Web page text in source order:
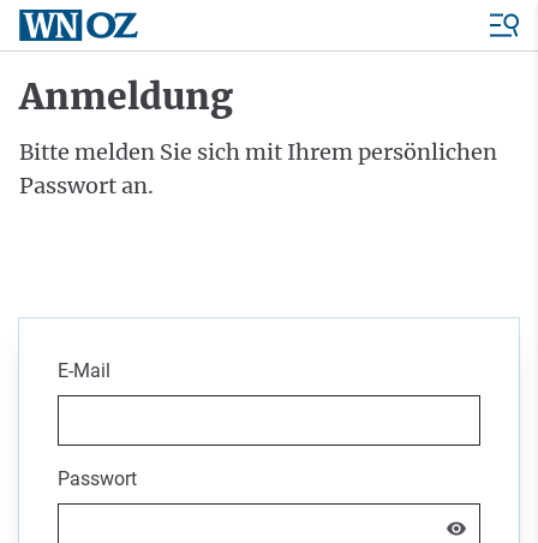
Anmeldung
Bitte melden Sie sich mit Ihrem persönlichen
Passwort an.
E-Mail
Passwort